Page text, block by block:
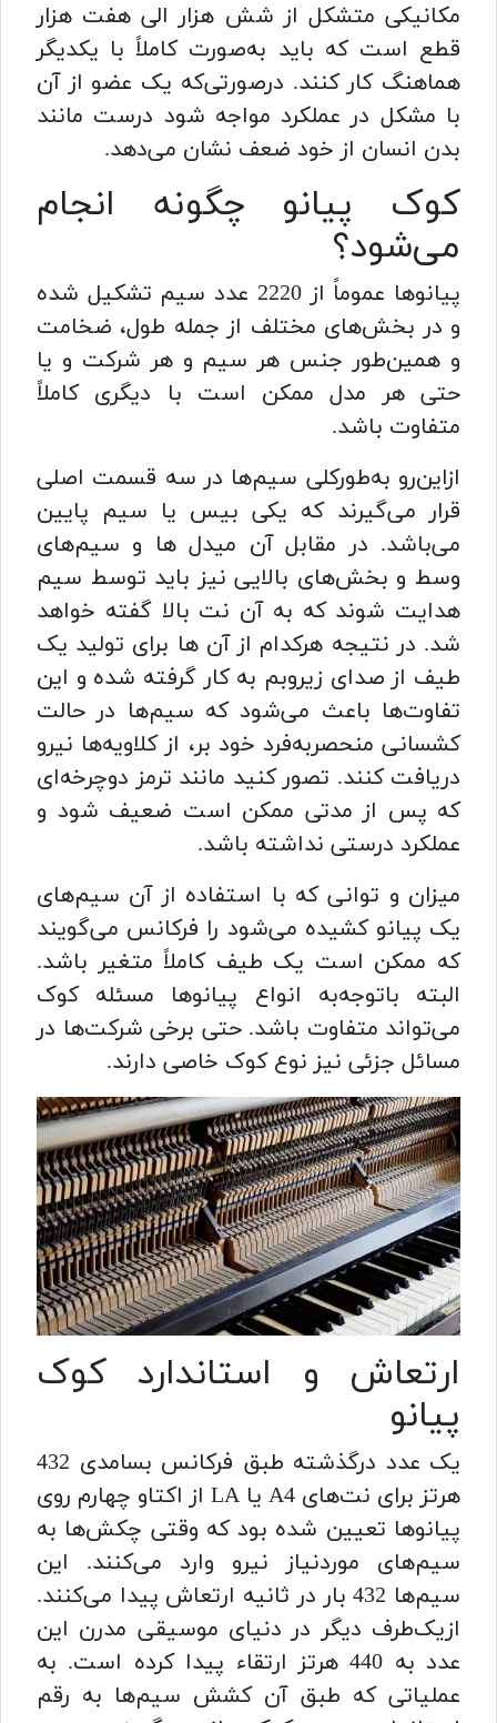
مکانیکی متشکل از شش هزار الی هفت هزار
قطع است که باید به‌صورت کاملاً با یکدیگر
هماهنگ کار کنند. درصورتی‌که یک عضو از آن
با مشکل در عملکرد مواجه شود درست مانند
بدن انسان از خود ضعف نشان می‌دهد.
کوک پیانو چگونه انجام
می‌شود؟
پیانوها عموماً از 2220 عدد سیم تشکیل شده
و در بخش‌های مختلف از جمله طول، ضخامت
و همین‌طور جنس هر سیم و هر شرکت و یا
حتی هر مدل ممکن است با دیگری کاملاً
متفاوت باشد.
ازاین‌رو به‌طورکلی سیم‌ها در سه قسمت اصلی
قرار می‌گیرند که یکی بیس یا سیم پایین
می‌باشد. در مقابل آن میدل ها و سیم‌های
وسط و بخش‌های بالایی نیز باید توسط سیم
هدایت شوند که به آن نت بالا گفته خواهد
شد. در نتیجه هرکدام از آن ها برای تولید یک
طیف از صدای زیروبم به کار گرفته شده و این
تفاوت‌ها باعث می‌شود که سیم‌ها در حالت
کشسانی منحصربه‌فرد خود بر، از کلاویه‌ها نیرو
دریافت کنند. تصور کنید مانند ترمز دوچرخه‌ای
که پس از مدتی ممکن است ضعیف شود و
عملکرد درستی نداشته باشد.
میزان و توانی که با استفاده از آن سیم‌های
یک پیانو کشیده می‌شود را فرکانس می‌گویند
که ممکن است یک طیف کاملاً متغیر باشد.
البته باتوجه‌به انواع پیانوها مسئله کوک
می‌تواند متفاوت باشد. حتی برخی شرکت‌ها در
مسائل جزئی نیز نوع کوک خاصی دارند.
ارتعاش و استاندارد کوک
پیانو
یک عدد درگذشته طبق فرکانس بسامدی 432
هرتز برای نت‌های A4 یا LA از اکتاو چهارم روی
پیانوها تعیین شده بود که وقتی چکش‌ها به
سیم‌های موردنیاز نیرو وارد می‌کنند. این
سیم‌ها 432 بار در ثانیه ارتعاش پیدا می‌کنند.
ازیک‌طرف دیگر در دنیای موسیقی مدرن این
عدد به 440 هرتز ارتقاء پیدا کرده است. به
عملیاتی که طبق آن کشش سیم‌ها به رقم